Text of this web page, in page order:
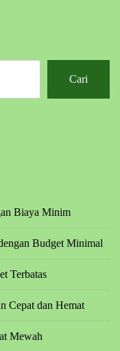
Cari
Biaya Minim
Budget Minimal
Terbatas
Cepat dan Hemat
Mewah